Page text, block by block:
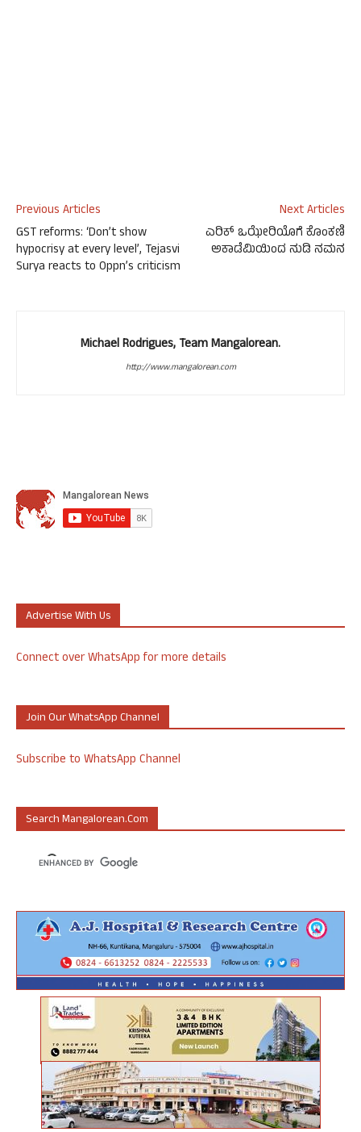
Previous Articles
GST reforms: ‘Don’t show
hypocrisy at every level’, Tejasvi
Surya reacts to Oppn’s criticism
Next Articles
ಎರಿಕ್ ಒಝೇರಿಯೊಗೆ ಕೊಂಕಣಿ
ಅಕಾಡೆಮಿಯಿಂದ ನುಡಿ ನಮನ
Michael Rodrigues, Team Mangalorean.
http://www.mangalorean.com
Advertise With Us
Connect over WhatsApp for more details
Join Our WhatsApp Channel
Subscribe to WhatsApp Channel
Search Mangalorean.com